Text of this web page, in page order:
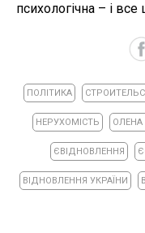
психологічна – і
ПОЛІТИКА
НЕРУХОМІСТЬ
ЄВІДНОВЛЕННЯ
ВІДНОВЛЕННЯ УКРАЇНИ